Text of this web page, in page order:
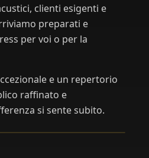
clienti esigenti e
preparati e
per voi o per la
e un repertorio
raffinato e
si sente subito.